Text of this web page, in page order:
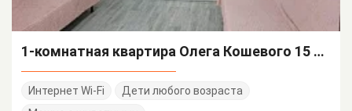
1-комнатная квартира Олега Кошевого 15 бокс 100
Интернет Wi-Fi
Дети любого возраста